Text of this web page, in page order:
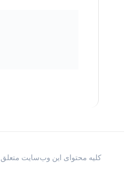
کلیه محتوای این وب‌سایت متعلق